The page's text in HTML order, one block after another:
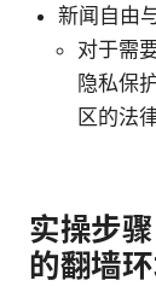
新闻自由
对于需
隐私保
区的法
实操步
的翻墙